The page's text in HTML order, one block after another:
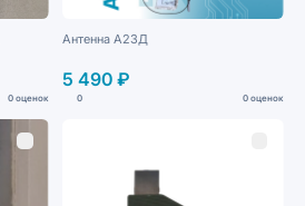
0 оценок
Антенна А23Д
5 490 ₽
0 0 оценок